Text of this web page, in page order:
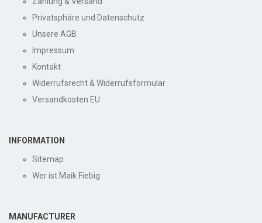
Privatsphäre und Datenschutz
Unsere AGB
Impressum
Kontakt
Widerrufsrecht & Widerrufsformular
Versandkosten EU
INFORMATION
Sitemap
Wer ist Maik Fiebig
MANUFACTURER